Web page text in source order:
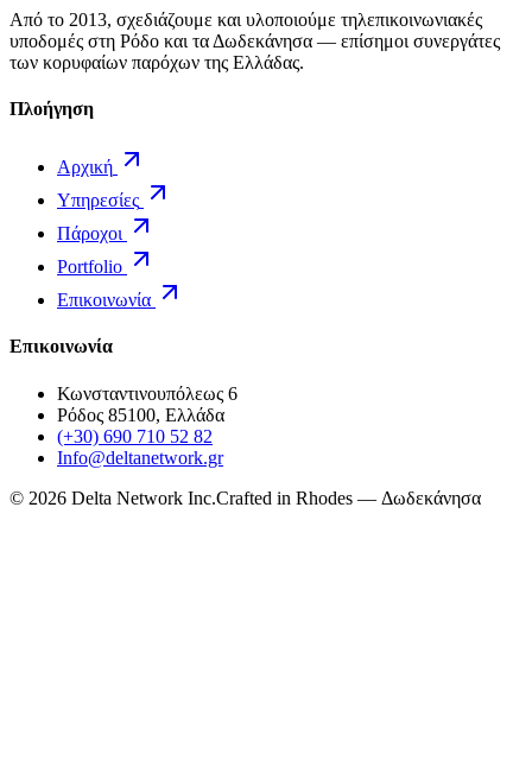
Από το 2013, σχεδιάζουμε και υλοποιούμε τηλεπικοινωνιακές
υποδομές στη Ρόδο και τα Δωδεκάνησα — επίσημοι συνεργάτες
των κορυφαίων παρόχων της Ελλάδας.
Πλοήγηση
Αρχική
Υπηρεσίες
Πάροχοι
Portfolio
Επικοινωνία
Επικοινωνία
Κωνσταντινουπόλεως 6
Ρόδος 85100, Ελλάδα
(+30) 690 710 52 82
Info@deltanetwork.gr
© 2026 Delta Network Inc.Crafted in Rhodes — Δωδεκάνησα